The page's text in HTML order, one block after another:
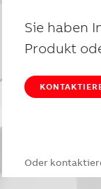
Sie haben
Produkt
Oder